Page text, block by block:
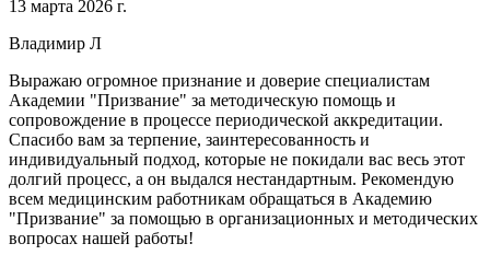
13 марта 2026 г.
Владимир Л
Выражаю огромное признание и доверие специалистам
Академии "Призвание" за методическую помощь и
сопровождение в процессе периодической аккредитации.
Спасибо вам за терпение, заинтересованность и
индивидуальный подход, которые не покидали вас весь этот
долгий процесс, а он выдался нестандартным. Рекомендую
всем медицинским работникам обращаться в Академию
"Призвание" за помощью в организационных и методических
вопросах нашей работы!